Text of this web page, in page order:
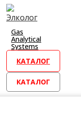
Перейти
к
контенту
Gas
Analytical
Systems
КАТАЛОГ
КАТАЛОГ